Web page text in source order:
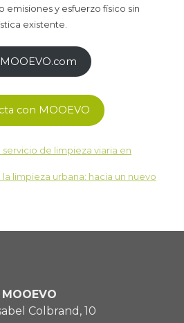
y esfuerzo físico sin
existente.
con MOOEVO
de limpieza viaria en
limpieza urbana: hacia un nuevo
MOOEVO
Colbrand, 10